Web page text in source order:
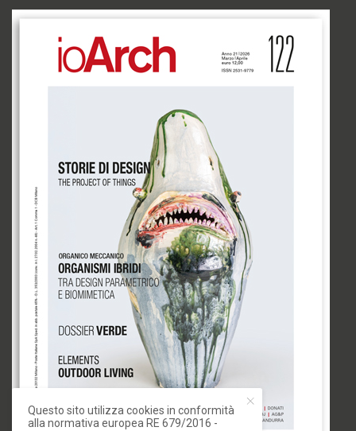
Questo sito utilizza cookies in conformità
alla normativa europea RE 679/2016 -